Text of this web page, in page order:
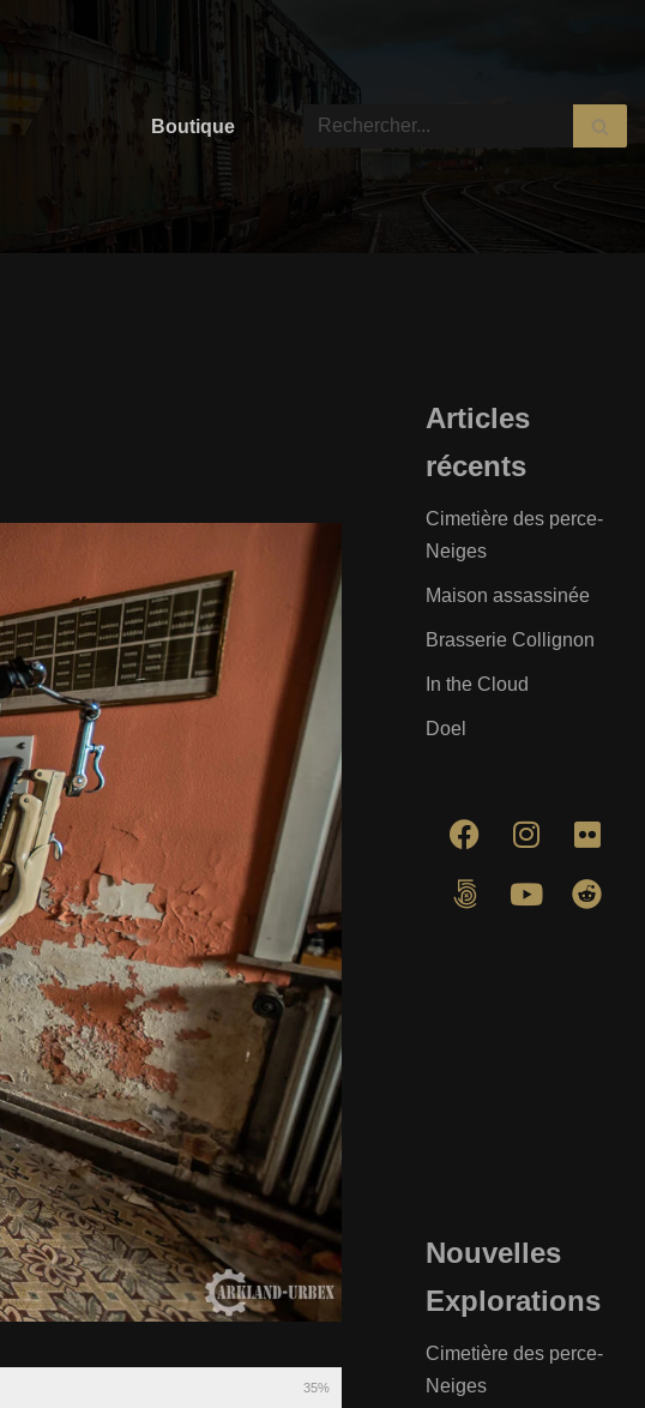
Boutique
35%
Articles
récents
Cimetière des perce-
Neiges
Maison assassinée
Brasserie Collignon
In the Cloud
Doel
Nouvelles
Explorations
Cimetière des perce-
Neiges